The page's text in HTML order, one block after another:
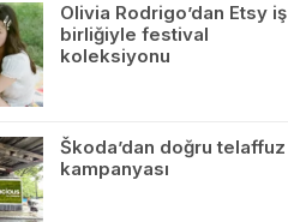
Olivia Rodrigo’dan Etsy iş
birliğiyle festival
koleksiyonu
Škoda’dan doğru telaffuz
kampanyası